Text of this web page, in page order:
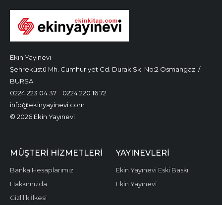
Ekin Yayınevi
Şehreküstü Mh. Cumhuriyet Cd. Durak Sk. No:2 Osmangazi /
BURSA
0224 223 04 37
0224 220 16 72
info@ekinyayinevi.com
© 2026 Ekin Yayınevi
MÜŞTERI HIZMETLERI
Banka Hesaplarımız
Hakkımızda
Gizlilik İlkesi
YAYINEVLERI
Ekin Yayınevi Eski Baskı
Ekin Yayınevi